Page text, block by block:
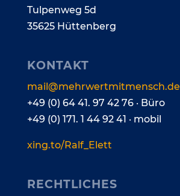
Tul­pen­weg 5d
35625 Hüttenberg
KON­TAKT
mail@​mehrwertmitmensch.​de
+49 (0) 64 41. 97 42 76 · Büro
+49 (0) 171. 1 44 92 41 · mobil
xing​.to/​R​a​l​f​_Elett
RECHT­LI­CHES